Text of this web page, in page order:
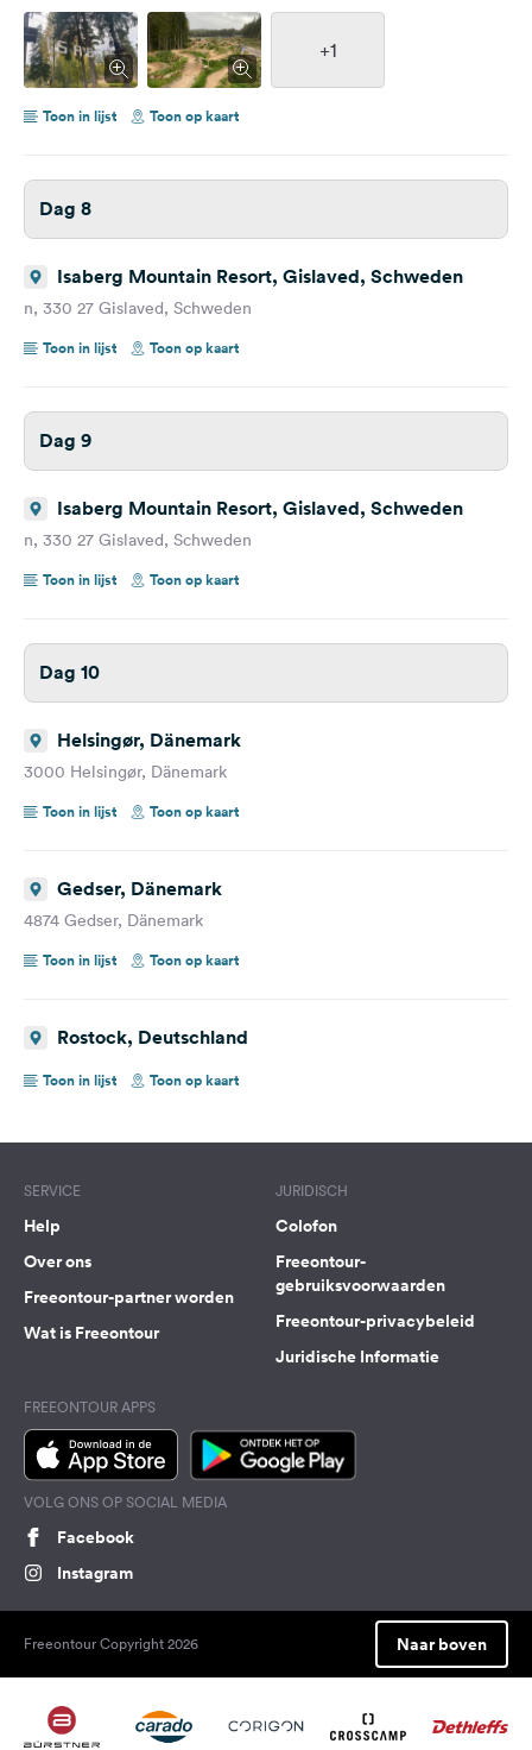
+1
Toon in lijst Toon op kaart
Dag 8
Isaberg Mountain Resort, Gislaved, Schweden
n, 330 27 Gislaved, Schweden
Toon in lijst
Toon op kaart
Dag 9
Isaberg Mountain Resort, Gislaved, Schweden
n, 330 27 Gislaved, Schweden
Toon in lijst
Toon op kaart
Dag 10
Helsingør, Dänemark
3000 Helsingør, Dänemark
Toon in lijst
Toon op kaart
Gedser, Dänemark
4874 Gedser, Dänemark
Toon in lijst
Toon op kaart
Rostock, Deutschland
Toon in lijst Toon op kaart
SERVICE
Help
Over ons
Freeontour-partner worden
Wat is Freeontour
JURIDISCH
Colofon
Freeontour-
gebruiksvoorwaarden
Freeontour-privacybeleid
Juridische Informatie
FREEONTOUR APPS
VOLG ONS OP SOCIAL MEDIA
Facebook
Instagram
Freeontour Copyright 2026 Naar boven